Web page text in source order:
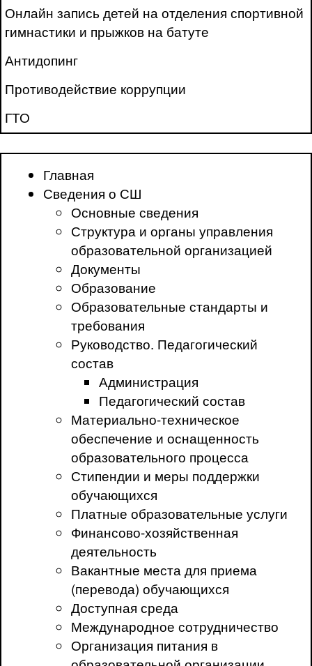
Онлайн запись детей на отделения спортивной
гимнастики и прыжков на батуте
Антидопинг
Противодействие коррупции
ГТО
Главная
Сведения о СШ
Основные сведения
Структура и органы управления
образовательной организацией
Документы
Образование
Образовательные стандарты и
требования
Руководство. Педагогический
состав
Администрация
Педагогический состав
Материально-техническое
обеспечение и оснащенность
образовательного процесса
Стипендии и меры поддержки
обучающихся
Платные образовательные услуги
Финансово-хозяйственная
деятельность
Вакантные места для приема
(перевода) обучающихся
Доступная среда
Международное сотрудничество
Организация питания в